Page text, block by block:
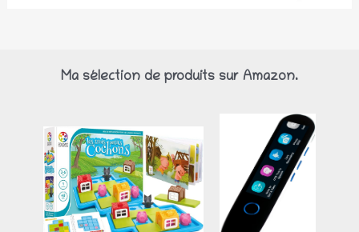
Ma sélection de produits sur Amazon.